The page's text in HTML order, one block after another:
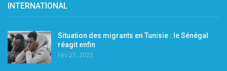
INTERNATIONAL
Situation des migrants en Tunisie : le Sénégal
réagit enfin
Fév 27, 2023